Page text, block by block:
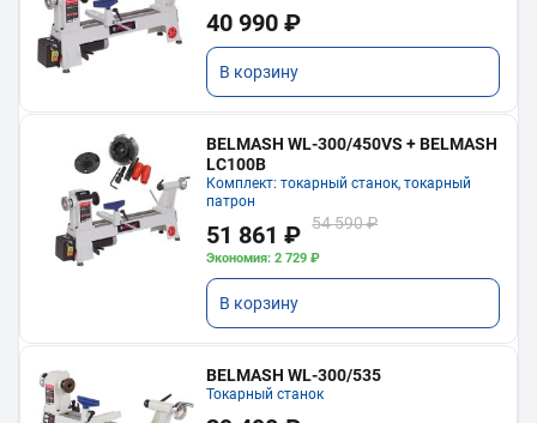
40 990 ₽
В корзину
BELMASH WL-300/450VS + BELMASH
LC100B
Комплект: токарный станок, токарный
патрон
51 861 ₽ 54 590 ₽
Экономия: 2 729 ₽
В корзину
BELMASH WL-300/535
Токарный станок